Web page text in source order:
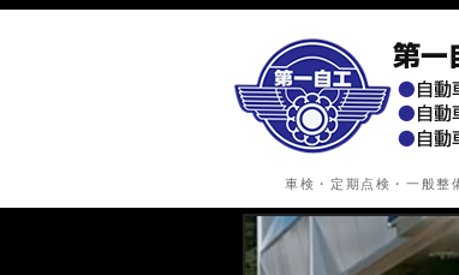
車検・定期点検・一般整